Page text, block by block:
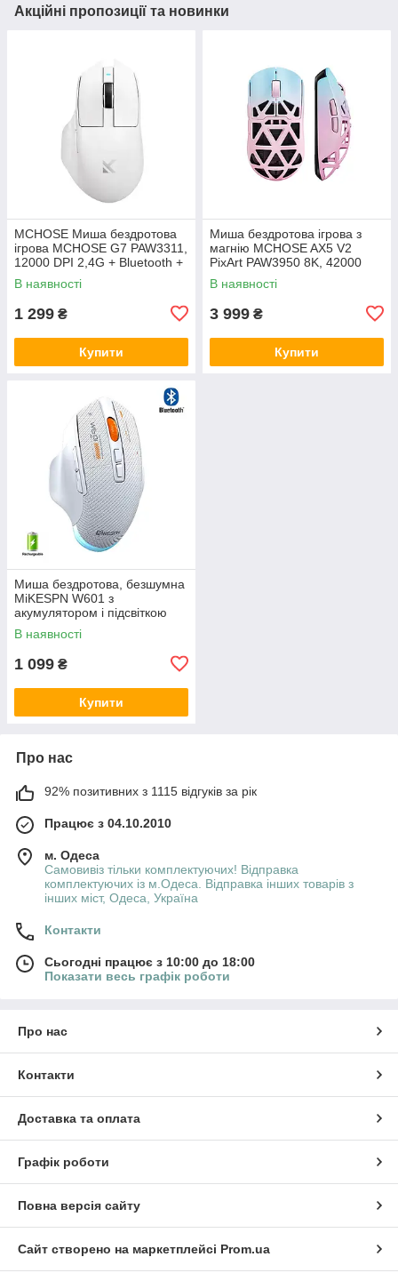
Акційні пропозиції та новинки
MCHOSE Миша бездротова
ігрова MCHOSE G7 PAW3311,
12000 DPI 2,4G + Bluetooth +
Wired White
В наявності
1 299 ₴
Купити
Миша бездротова ігрова з
магнію MCHOSE AX5 V2
PixArt PAW3950 8K, 42000
DPI 2,4G+Bluetooth+Wired
В наявності
3 999 ₴
Купити
Миша бездротова, безшумна
MiKESPN W601 з
акумулятором і підсвіткою
2,4G + Bluetooth White
В наявності
1 099 ₴
Купити
Про нас
92% позитивних з 1115 відгуків за рік
Працює з 04.10.2010
м. Одеса
Самовивіз тільки комплектуючих! Відправка
комплектуючих із м.Одеса. Відправка інших товарів з
інших міст, Одеса, Україна
Контакти
Сьогодні працює з 10:00 до 18:00
Показати весь графік роботи
Про нас
Контакти
Доставка та оплата
Графік роботи
Повна версія сайту
Сайт створено на маркетплейсі Prom.ua